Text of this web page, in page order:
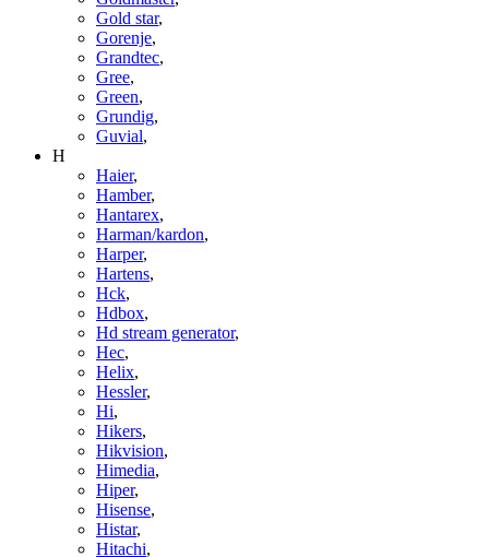
Gold star,
Gorenje,
Grandtec,
Gree,
Green,
Grundig,
Guvial,
H
Haier,
Hamber,
Hantarex,
Harman/kardon,
Harper,
Hartens,
Hck,
Hdbox,
Hd stream generator,
Hec,
Helix,
Hessler,
Hi,
Hikers,
Hikvision,
Himedia,
Hiper,
Hisense,
Histar,
Hitachi,